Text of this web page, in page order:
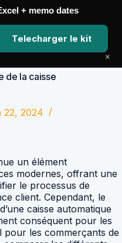
de la caisse
22, 2024
un élément
modernes, offrant une
le processus de
client. Cependant, le
caisse automatique
conséquent pour les
pour les commerçants de
+ memo dates
Telecharger le kit
×